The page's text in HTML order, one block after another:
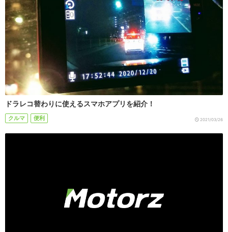
ドラレコ替わりに使えるスマホアプリを紹介！
クルマ 便利 2021/03/26